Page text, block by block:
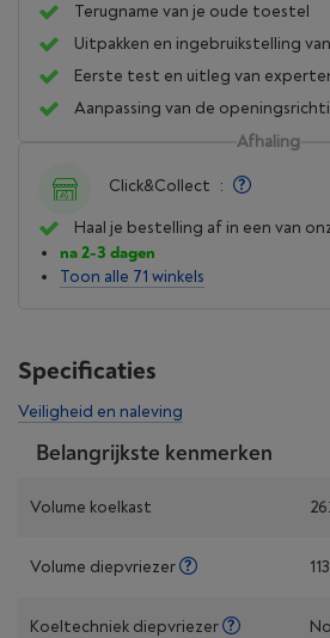
Terugname van je oude toestel
Uitpakken en ingebruikstelling
Eerste test en uitleg van
Aanpassing van de
Afhaling
Click&Collect :
Haal je bestelling af in een van
na 2-3 dagen
Toon alle 71 winkels
Specificaties
Veiligheid en naleving
Belangrijkste kenmerken
Volume koelkast
Volume diepvriezer
Koeltechniek diepvriezer